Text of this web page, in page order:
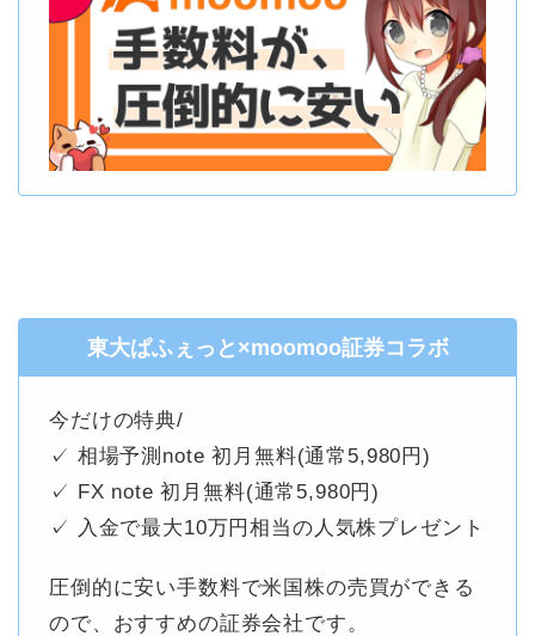
東大ぱふぇっと×moomoo証券コラボ
今だけの特典/
✓ 相場予測note 初月無料(通常5,980円)
✓ FX note 初月無料(通常5,980円)
✓ 入金で最大10万円相当の人気株プレゼント
圧倒的に安い手数料で米国株の売買ができる
ので、おすすめの証券会社です。